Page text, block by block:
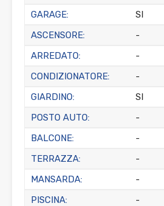
GARAGE:
SI
ASCENSORE:
-
ARREDATO:
-
CONDIZIONATORE:
-
GIARDINO:
SI
POSTO AUTO:
-
BALCONE:
-
TERRAZZA:
-
MANSARDA:
-
PISCINA:
-